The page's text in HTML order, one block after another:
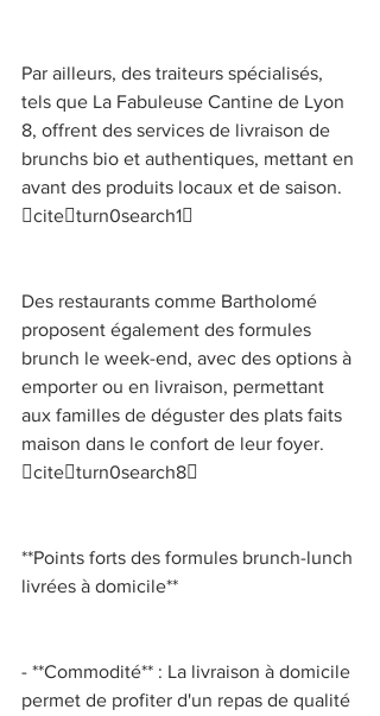
Par ailleurs, des traiteurs spécialisés,
tels que La Fabuleuse Cantine de Lyon
8, offrent des services de livraison de
brunchs bio et authentiques, mettant en
avant des produits locaux et de saison.
citeturn0search1
Des restaurants comme Bartholomé
proposent également des formules
brunch le week-end, avec des options à
emporter ou en livraison, permettant
aux familles de déguster des plats faits
maison dans le confort de leur foyer.
citeturn0search8
**Points forts des formules brunch-lunch
livrées à domicile**
- **Commodité** : La livraison à domicile
permet de profiter d'un repas de qualité